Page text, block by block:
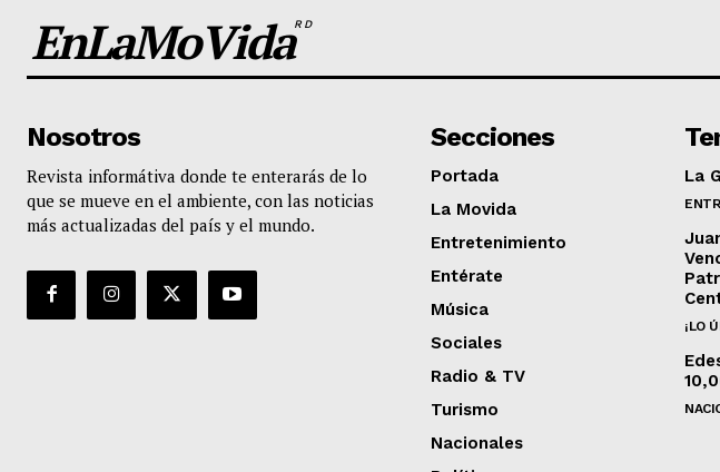
EnLaMoVidaRD
Nosotros
Revista informátiva donde te enterarás de lo
que se mueve en el ambiente, con las noticias
más actualizadas del país y el mundo.
Secciones
Portada
La Movida
Entretenimiento
Entérate
Música
Sociales
Radio & TV
Turismo
Nacionales
La
¡LO